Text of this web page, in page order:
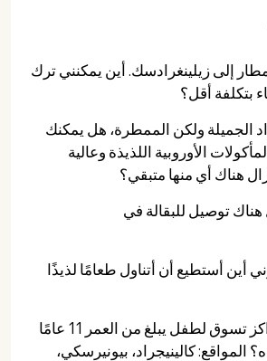
إلى زيلينغرادسك. أين يمكنني ترك
بتكلفة أقل؟
الجميلة ولكن الممطرة، هل يمكنك
الأوروبية اللذيذة وعالية
هناك أي منها متبقي؟
هناك توصيل للبقالة في
أين أستطيع أن أتناول طعامًا لذيذًا
اقترح أماكن أو مراكز تسوق لطفل يبلغ من العمر 11 عامًا
المواقع: كالينيجراد، بيونيرسكي،